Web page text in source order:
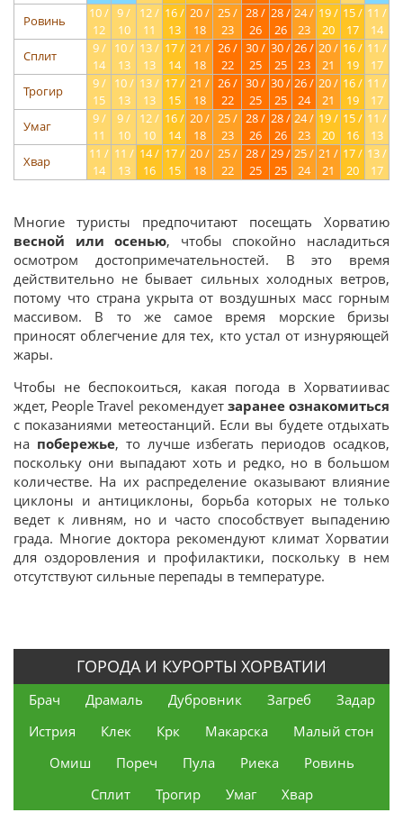
Ровинь
10 /
12
9 /
10
12 /
11
16 /
13
20 /
18
25 /
23
28 /
26
28 /
26
24 /
23
19 /
20
15 /
17
11 /
14
Сплит
9 /
14
10 /
13
13 /
13
17 /
14
21 /
18
26 /
22
30 /
25
30 /
25
26 /
23
20 /
21
16 /
19
11 /
17
Трогир
9 /
15
10 /
13
13 /
13
17 /
15
21 /
18
26 /
22
30 /
25
30 /
25
26 /
24
20 /
21
16 /
19
11 /
17
Умаг
9 /
11
9 /
10
12 /
10
16 /
14
20 /
18
25 /
23
28 /
26
28 /
26
24 /
23
19 /
20
15 /
16
11 /
13
Хвар
11 /
14
11 /
13
14 /
16
17 /
15
20 /
18
25 /
22
28 /
25
29 /
25
25 /
24
21 /
21
17 /
20
13 /
17
Многие туристы предпочитают посещать Хорватию
весной или осенью, чтобы спокойно насладиться
осмотром достопримечательностей. В это время
действительно не бывает сильных холодных ветров,
потому что страна укрыта от воздушных масс горным
массивом. В то же самое время морские бризы
приносят облегчение для тех, кто устал от изнуряющей
жары.
Чтобы не беспокоиться, какая погода в Хорватиивас
ждет, People Travel рекомендует заранее ознакомиться
с показаниями метеостанций. Если вы будете отдыхать
на побережье, то лучше избегать периодов осадков,
поскольку они выпадают хоть и редко, но в большом
количестве. На их распределение оказывают влияние
циклоны и антициклоны, борьба которых не только
ведет к ливням, но и часто способствует выпадению
града. Многие доктора рекомендуют климат Хорватии
для оздоровления и профилактики, поскольку в нем
отсутствуют сильные перепады в температуре.
ГОРОДА И КУРОРТЫ ХОРВАТИИ
Брач Драмаль Дубровник Загреб
Задар
Истрия
Клек Крк Макарска
Малый стон
Омиш
Пореч Пула Риека
Ровинь
Сплит
Трогир Умаг Хвар